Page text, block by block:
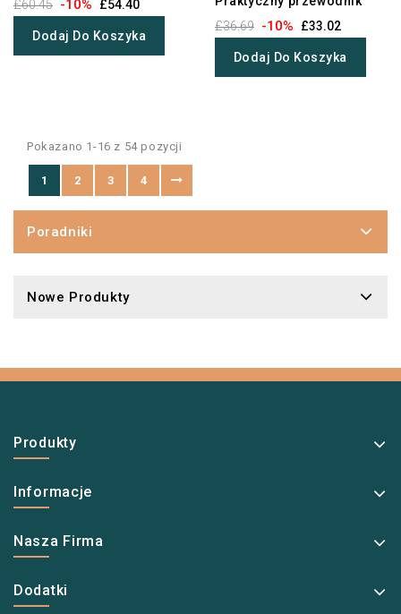
£60.45 -10% £54.40
Dodaj Do Koszyka
£36.69 -10% £33.02
Dodaj Do Koszyka
Pokazano 1-16 z 54 pozycji
1 2 3 4
Poradniki
Nowe Produkty
Produkty
Informacje
Nasza Firma
Dodatki